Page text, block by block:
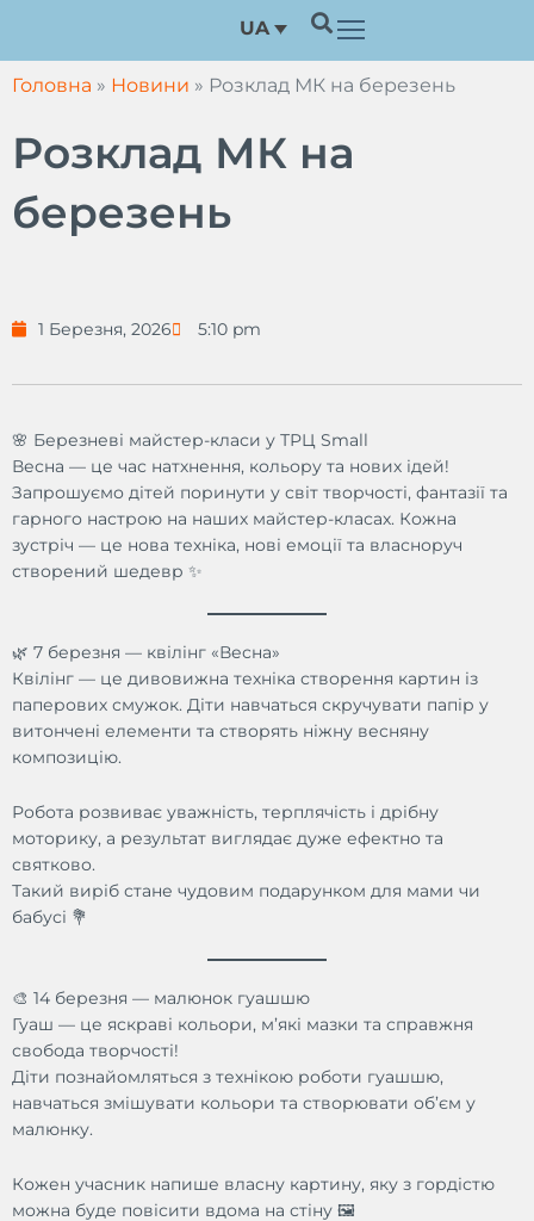
вмісту
UA
Головна » Новини » Розклад МК на березень
Розклад МК на
березень
1 Березня, 2026 5:10 pm
🌸 Березневі майстер-класи у ТРЦ Small
Весна — це час натхнення, кольору та нових ідей!
Запрошуємо дітей поринути у світ творчості, фантазії та
гарного настрою на наших майстер-класах. Кожна
зустріч — це нова техніка, нові емоції та власноруч
створений шедевр ✨
🌿 7 березня — квілінг «Весна»
Квілінг — це дивовижна техніка створення картин із
паперових смужок. Діти навчаться скручувати папір у
витончені елементи та створять ніжну весняну
композицію.
Робота розвиває уважність, терплячість і дрібну
моторику, а результат виглядає дуже ефектно та
святково.
Такий виріб стане чудовим подарунком для мами чи
бабусі 💐
🎨 14 березня — малюнок гуашшю
Гуаш — це яскраві кольори, м’які мазки та справжня
свобода творчості!
Діти познайомляться з технікою роботи гуашшю,
навчаться змішувати кольори та створювати об’єм у
малюнку.
Кожен учасник напише власну картину, яку з гордістю
можна буде повісити вдома на стіну 🖼